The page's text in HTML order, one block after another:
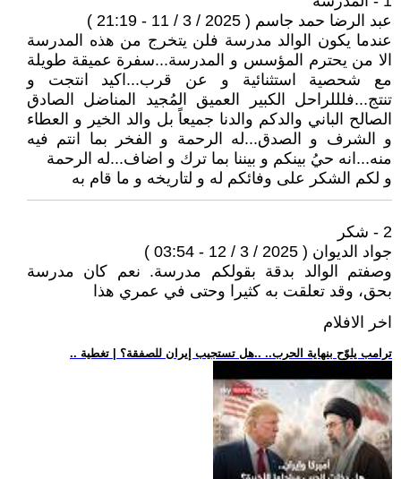
عبد الرضا حمد جاسم ( 2025 / 3 / 11 - 21:19 )
عندما يكون الوالد مدرسة فلن يتخرج من هذه المدرسة
الا من يحترم المؤسس و المدرسة...سفرة عميقة طويلة
مع شحصية استثنائية و عن قرب...اكيد انتجت و
تنتج...فلللراحل الكبير العميق المُجيد المناضل الصادق
الصالح الباني والدكم والدنا جميعاً بل والد الخير و العطاء
و الشرف و الصدق...له الرحمة و الفخر بما انتم فيه
منه...انه حيُ بينكم و بيننا بما ترك و اضاف...له الرحمة
و لكم الشكر على وفائكم له و لتاريخه و ما قام به
2 - شكر
جواد الديوان ( 2025 / 3 / 12 - 03:54 )
وصفتم الوالد بدقة بقولكم مدرسة. نعم كان مدرسة
بحق، وقد تعلقت به كثيرا وحتى في عمري هذا
اخر الافلام
.. ترامب يلوّح بنهاية الحرب.. ..هل تستجيب إيران للصفقة؟ | تغطية